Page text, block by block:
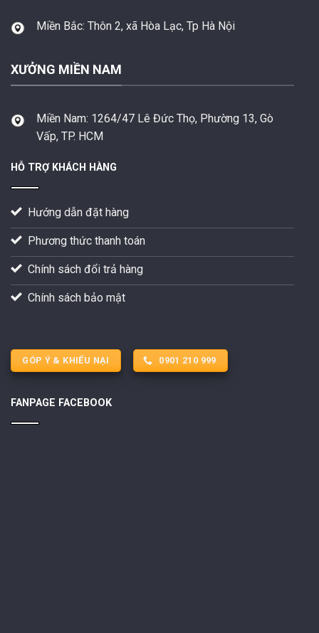
Miền Bắc: Thôn 2, xã Hòa Lạc, Tp Hà Nội
XƯỞNG MIỀN NAM
Miền Nam: 1264/47 Lê Đức Thọ, Phường 13, Gò
Vấp, TP. HCM
HỖ TRỢ KHÁCH HÀNG
Hướng dẫn đặt hàng
Phương thức thanh toán
Chính sách đổi trả hàng
Chính sách bảo mật
GÓP Ý & KHIẾU NẠI 0901 210 999
FANPAGE FACEBOOK